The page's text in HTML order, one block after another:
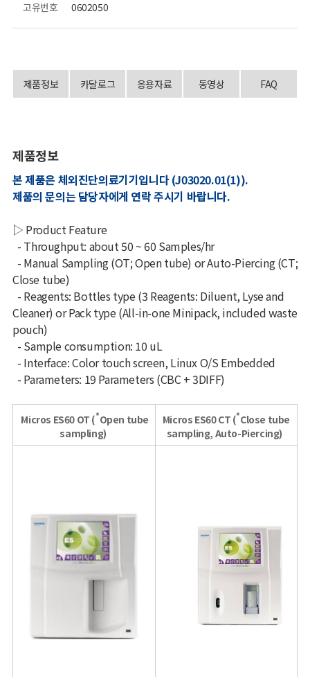
고유번호 0602050
제품정보 카달로그 응용자료 동영상 FAQ
제품정보
본 제품은 체외진단의료기기입니다 (J03020.01(1)).
제품의 문의는 담당자에게 연락 주시기 바랍니다.
▷ Product Feature
- Throughput: about 50 ~ 60 Samples/hr
- Manual Sampling (OT; Open tube) or Auto-Piercing (CT;
Close tube)
- Reagents: Bottles type (3 Reagents: Diluent, Lyse and
Cleaner) or Pack type (All-in-one Minipack, included waste
pouch)
- Sample consumption: 10 uL
- Interface: Color touch screen, Linux O/S Embedded
- Parameters: 19 Parameters (CBC + 3DIFF)
Micros ES60 OT (*Open tube
sampling)
Micros ES60 CT (*Close tube
sampling, Auto-Piercing)